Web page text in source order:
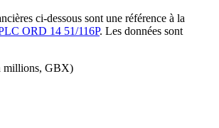
ci-dessous sont une référence à la
ORD 14 51/116P. Les données sont
millions, GBX)